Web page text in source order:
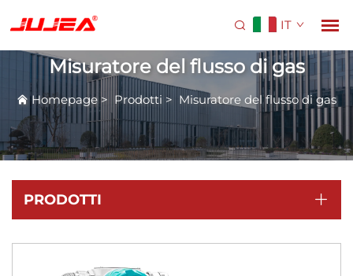
IT
Misuratore del flusso di gas
Homepage > Prodotti > Misuratore del flusso di gas
PRODOTTI